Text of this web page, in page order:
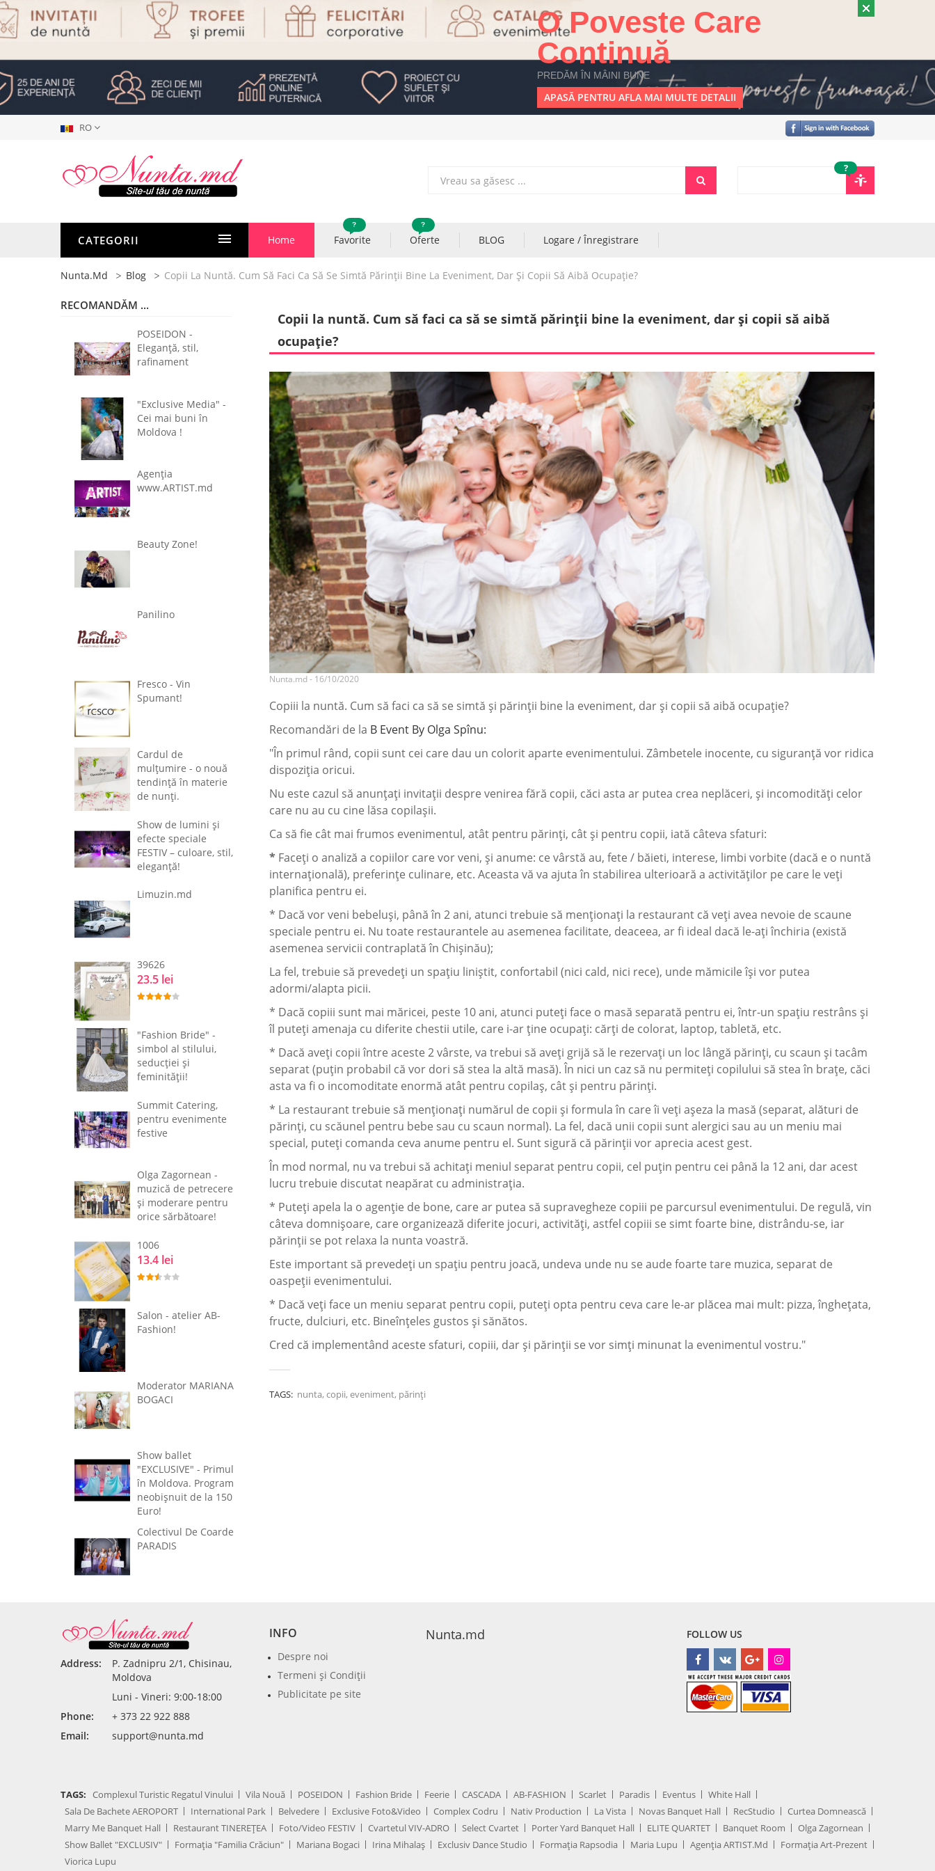
O Poveste Care
Continuă
PREDĂM ÎN MÂINI BUNE
APASĂ PENTRU AFLA MAI MULTE DETALII
RO
?
CATEGORII Home Favorite
?
Oferte
?
BLOG Logare / Înregistrare
Nunta.md Blog Copii La Nuntă. Cum Să Faci Ca Să Se Simtă Părinții Bine La Eveniment, Dar Și Copii Să Aibă Ocupație?
RECOMANDĂM ...
POSEIDON -
Eleganţă, stil,
rafinament
"Exclusive Media" -
Cei mai buni în
Moldova !
Agenţia
www.ARTIST.md
Beauty Zone!
Panilino
Fresco - Vin
Spumant!
Cardul de
mulțumire - o nouă
tendință în materie
de nunți.
Show de lumini și
efecte speciale
FESTIV – culoare, stil,
eleganță!
Limuzin.md
39626
23.5 lei
"Fashion Bride" -
simbol al stilului,
seducţiei şi
feminităţii!
Summit Catering,
pentru evenimente
festive
Olga Zagornean -
muzică de petrecere
şi moderare pentru
orice sărbătoare!
1006
13.4 lei
Salon - atelier AB-
Fashion!
Moderator MARIANA
BOGACI
Show ballet
"EXCLUSIVE" - Primul
în Moldova. Program
neobişnuit de la 150
Euro!
Colectivul De Coarde
PARADIS
Copii la nuntă. Cum să faci ca să se simtă părinții bine la eveniment, dar și copii să aibă
ocupație?
Nunta.md - 16/10/2020
Copiii la nuntă. Cum să faci ca să se simtă și părinții bine la eveniment, dar și copii să aibă ocupație?
Recomandări de la B Event By Olga Spînu:
"În primul rând, copii sunt cei care dau un colorit aparte evenimentului. Zâmbetele inocente, cu siguranță vor ridica
dispoziția oricui.
Nu este cazul să anunțați invitații despre venirea fără copii, căci asta ar putea crea neplăceri, și incomodități celor
care nu au cu cine lăsa copilașii.
Ca să fie cât mai frumos evenimentul, atât pentru părinți, cât și pentru copii, iată câteva sfaturi:
* Faceți o analiză a copiilor care vor veni, și anume: ce vârstă au, fete / băieti, interese, limbi vorbite (dacă e o nuntă
internațională), preferințe culinare, etc. Aceasta vă va ajuta în stabilirea ulterioară a activităților pe care le veți
planifica pentru ei.
* Dacă vor veni bebeluși, până în 2 ani, atunci trebuie să menționați la restaurant că veți avea nevoie de scaune
speciale pentru ei. Nu toate restaurantele au asemenea facilitate, deaceea, ar fi ideal dacă le-ați închiria (există
asemenea servicii contraplată în Chișinău);
La fel, trebuie să prevedeți un spațiu liniștit, confortabil (nici cald, nici rece), unde mămicile își vor putea
adormi/alapta picii.
* Dacă copiii sunt mai măricei, peste 10 ani, atunci puteți face o masă separată pentru ei, într-un spațiu restrâns și
îl puteți amenaja cu diferite chestii utile, care i-ar ține ocupați: cărți de colorat, laptop, tabletă, etc.
* Dacă aveți copii între aceste 2 vârste, va trebui să aveți grijă să le rezervați un loc lângă părinți, cu scaun și tacâm
separat (puțin probabil că vor dori să stea la altă masă). În nici un caz să nu permiteți copilului să stea în brațe, căci
asta va fi o incomoditate enormă atât pentru copilaș, cât și pentru părinți.
* La restaurant trebuie să menționați numărul de copii și formula în care îi veți așeza la masă (separat, alături de
părinți, cu scăunel pentru bebe sau cu scaun normal). La fel, dacă unii copii sunt alergici sau au un meniu mai
special, puteți comanda ceva anume pentru el. Sunt sigură că părinții vor aprecia acest gest.
În mod normal, nu va trebui să achitați meniul separat pentru copii, cel puțin pentru cei până la 12 ani, dar acest
lucru trebuie discutat neapărat cu administrația.
* Puteți apela la o agenție de bone, care ar putea să supravegheze copiii pe parcursul evenimentului. De regulă, vin
câteva domnișoare, care organizează diferite jocuri, activități, astfel copiii se simt foarte bine, distrându-se, iar
părinții se pot relaxa la nunta voastră.
Este important să prevedeți un spațiu pentru joacă, undeva unde nu se aude foarte tare muzica, separat de
oaspeții evenimentului.
* Dacă veți face un meniu separat pentru copii, puteți opta pentru ceva care le-ar plăcea mai mult: pizza, înghețata,
fructe, dulciuri, etc. Bineînțeles gustos și sănătos.
Cred că implementând aceste sfaturi, copiii, dar și părinții se vor simți minunat la evenimentul vostru."
TAGS: nunta, copii, eveniment, părinţi
Address:
P. Zadnipru 2/1, Chisinau,
Moldova
Luni - Vineri: 9:00-18:00
Phone:
+ 373 22 922 888
Email:
support@nunta.md
INFO
Despre noi
Termeni şi Condiţii
Publicitate pe site
Nunta.md FOLLOW US
TAGS: Complexul Turistic Regatul Vinului Vila Nouă POSEIDON Fashion Bride Feerie CASCADA AB-FASHION Scarlet Paradis Eventus
White Hall
Sala De Bachete AEROPORT
International Park Belvedere Exclusive Foto&Video Complex Codru Nativ Production La Vista Novas Banquet Hall RecStudio
Curtea Domnească
Marry Me Banquet Hall
Restaurant TINEREȚEA Foto/Video FESTIV Cvartetul VIV-ADRO Select Cvartet Porter Yard Banquet Hall ELITE QUARTET Banquet Room
Olga Zagornean
Show Ballet "EXCLUSIV"
Formația "Familia Crăciun" Mariana Bogaci Irina Mihalaș Exclusiv Dance Studio Formația Rapsodia Maria Lupu Agenţia ARTIST.md
Formația Art-Prezent
Viorica Lupu